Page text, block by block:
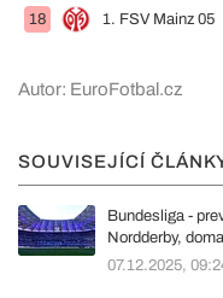
18 1. FSV Mainz 05
Autor: EuroFotbal.cz
SOUVISEJÍCÍ
Bundesliga -
Nordderby,
07.12.2025,